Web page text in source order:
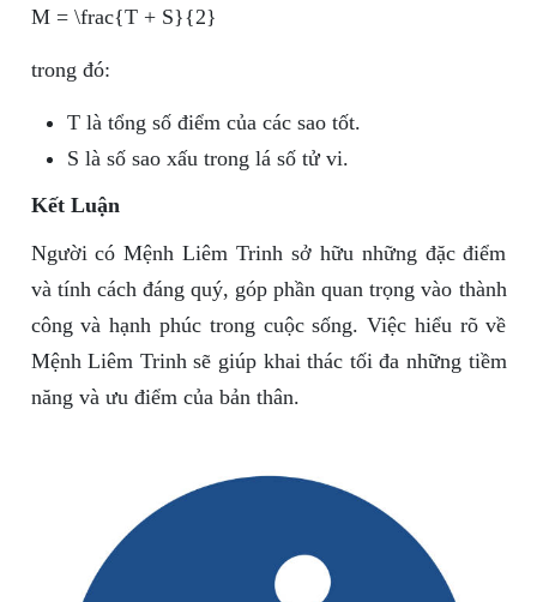
M = \frac{T + S}{2}
trong đó:
Tlà tổng số điểm của các sao tốt.
S là số sao xấu trong lá số tử vi.
Kết Luận
Người có Mệnh Liêm Trinh sở hữu những đặc điểm
và tính cách đáng quý, góp phần quan trọng vào thành
công và hạnh phúc trong cuộc sống. Việc hiểu rõ về
Mệnh Liêm Trinh sẽ giúp khai thác tối đa những tiềm
năng và ưu điểm của bản thân.